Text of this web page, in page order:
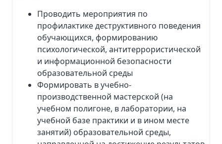
Проводить мероприятия по
профилактике деструктивного поведения
обучающихся, формированию
психологической, антитеррористической
и информационной безопасности
образовательной среды
Формировать в учебно-
производственной мастерской (на
учебном полигоне, в лаборатории, на
учебной базе практики и в ином месте
занятий) образовательной среды,